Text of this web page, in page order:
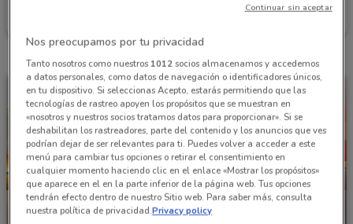
NUEVO
Nos preocupamos por tu privacidad
Tanto nosotros como nuestros 1012socios almacenamos y accedemos
a datos personales, como datos de navegación o identificadores únicos,
en tu dispositivo. Si seleccionas Acepto, estarás permitiendo que las
tecnologías de rastreo apoyen los propósitos que se muestran en
«nosotros y nuestros socios tratamos datos para proporcionar». Si se
deshabilitan los rastreadores, parte del contenido y los anuncios que ves
podrían dejar de ser relevantes para ti. Puedes volver a acceder a este
menú para cambiar tus opciones o retirar el consentimiento en
cualquier momento haciendo clic en el enlace «Mostrar los propósitos»
que aparece en el en la parte inferior de la página web. Tus opciones
tendrán efecto dentro de nuestro Sitio web. Para saber más, consulta
nuestra política de privacidad.Privacy policy
Continuar sin aceptar